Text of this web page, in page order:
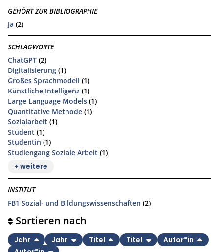
GEHÖRT ZUR BIBLIOGRAPHIE
ja (2)
SCHLAGWORTE
ChatGPT (2)
Digitalisierung (1)
Großes Sprachmodell (1)
Künstliche Intelligenz (1)
Large Language Models (1)
Quantitative Methode (1)
Sozialarbeit (1)
Student (1)
Studentin (1)
Studiengang Soziale Arbeit (1)
+ weitere
INSTITUT
FB1 Sozial- und Bildungswissenschaften (2)
Sortieren nach
Jahr Jahr Titel Titel
Autor*in